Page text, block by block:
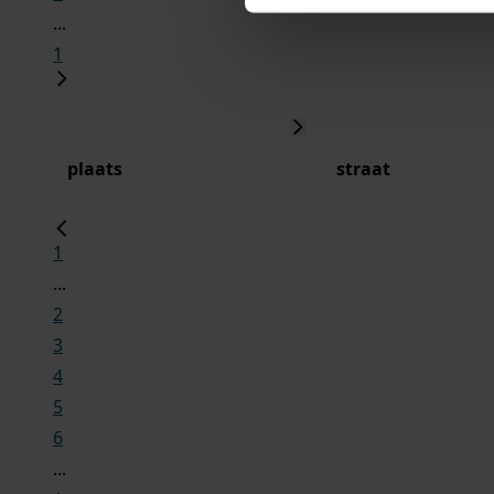
...
1
plaats straat
1
...
2
3
4
5
6
...